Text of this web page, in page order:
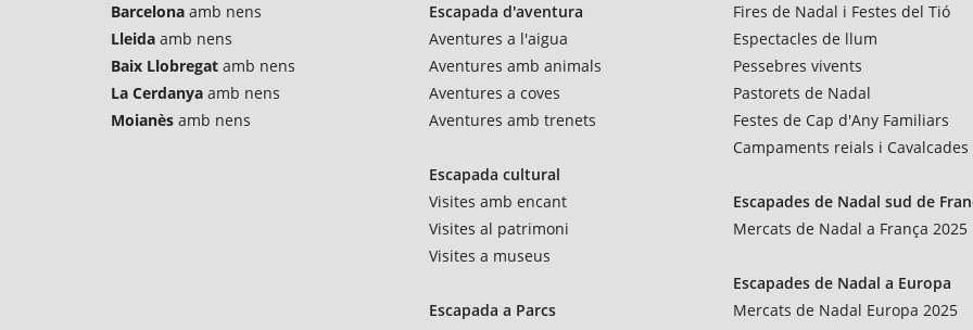
Barcelona amb nens
Lleida amb nens
Baix Llobregat amb nens
La Cerdanya amb nens
Moianès amb nens
Escapada d'aventura
Aventures a l'aigua
Aventures amb animals
Aventures a coves
Aventures amb trenets
Escapada cultural
Visites amb encant
Visites al patrimoni
Visites a museus
Escapada a Parcs
Fires de Nadal i Festes del Tió
Espectacles de llum
Pessebres vivents
Pastorets de Nadal
Festes de Cap d'Any Familiars
Campaments reials i Cavalcades
Escapades de Nadal sud de
Mercats de Nadal a França 2025
Escapades de Nadal a Europa
Mercats de Nadal Europa 2025